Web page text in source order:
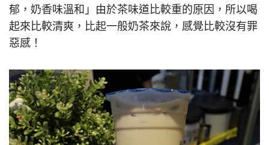
郁，奶香味溫和」由於茶味道比較重的原因，所以喝
起來比較清爽，比起一般奶茶來說，感覺比較沒有罪
惡感！